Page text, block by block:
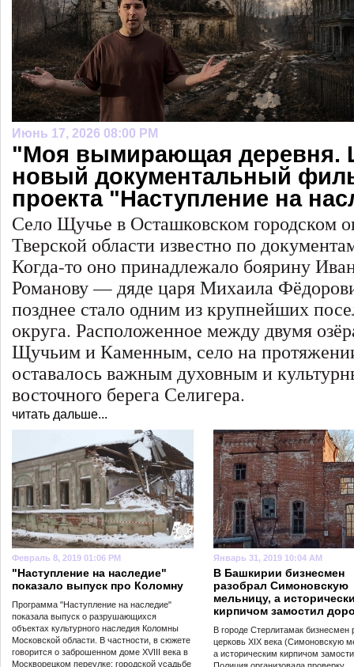
Июнь 17, 2026 08:00 PM
"Моя вымирающая деревня.
новый документальный
проекта "Наступление на
Село Щучье в Осташковском городском
Тверской области известно по
Когда-то оно принадлежало боярину
Романову — дяде царя Михаила
позднее стало одним из крупнейших
округа. Расположенное между двумя
Щучьим и Каменным, село на
оставалось важным духовным и
восточного берега Селигера.
читать дальше...
Февраль 8, 2019 01:06 PM
"Наступление на наследие"
показало выпуск про Коломну
Программа "Наступление на наследие"
показала выпуск о разрушающихся
объектах культурного наследия Коломны
Московской области. В частности, в сюжете
говорится о заброшенном доме XVIII века в
Москворецком переулке; городской усадьбе
Январь 31, 2019 10:04 AM
В Башкирии бизнесмен
разобрал Симоновскую
мельницу, а
кирпичом замостил
В городе Стерлитамак бизнесмен
церковь XIX века (Симоновскую
а историческим кирпичом